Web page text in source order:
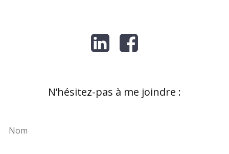
N’hésitez-pas à me joindre :